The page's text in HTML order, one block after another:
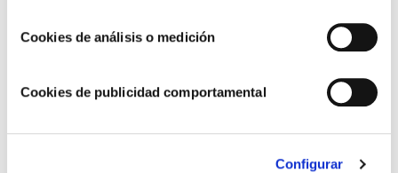
Cookies de análisis o medición
Cookies de publicidad comportamental
Configurar
USER REVIEW 0 (0